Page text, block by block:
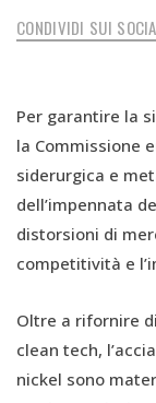
CONDIVIDI SUI
Per garantire la
la Commissione
siderurgica e
dell’impennata
distorsioni di
competitività e
Oltre a rifornire
clean tech,
nickel sono